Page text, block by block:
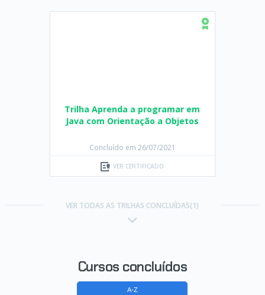
Trilha Aprenda a programar em
Java com Orientação a Objetos
Concluído em 26/07/2021
VER CERTIFICADO
VER TODAS AS TRILHAS CONCLUÍDAS(1)
Cursos concluídos
A-Z